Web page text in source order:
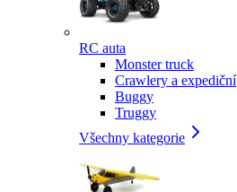
RC auta
Monster truck
Crawlery a expediční
Buggy
Truggy
Všechny kategorie